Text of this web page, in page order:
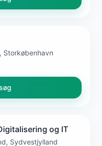
Storkøbenhavn
og IT
Sydvestjylland